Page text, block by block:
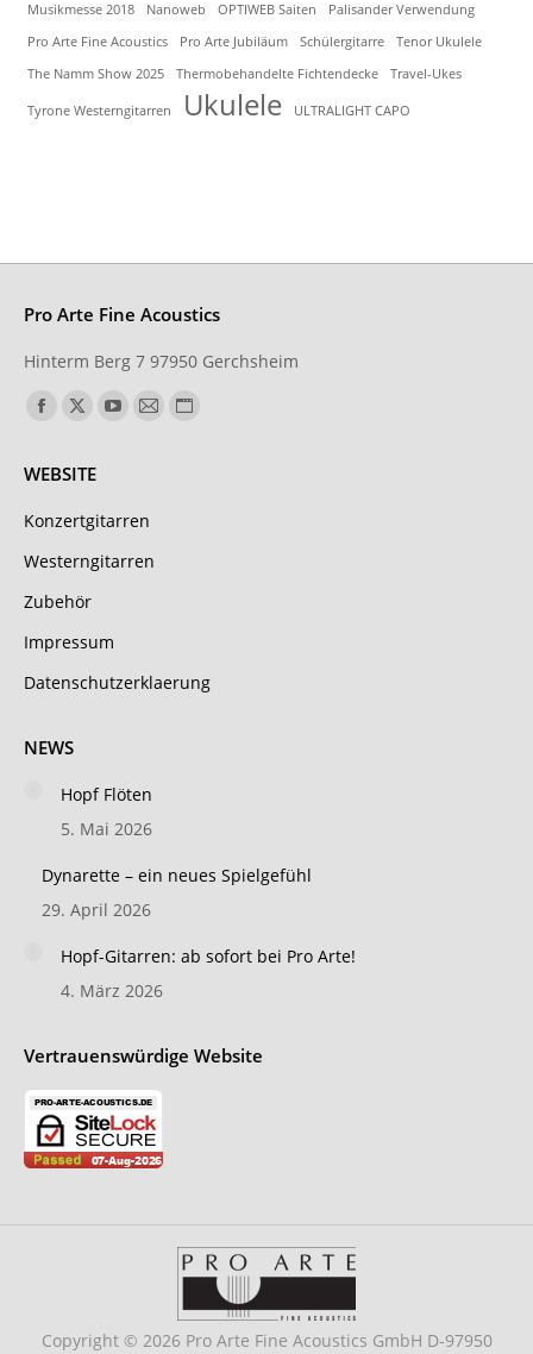
Musikmesse 2018
Nanoweb OPTIWEB Saiten
Palisander Verwendung
Pro Arte Fine Acoustics
Pro Arte Jubiläum Schülergitarre
Tenor Ukulele
The Namm Show 2025
Thermobehandelte Fichtendecke Travel-Ukes
Tyrone Westerngitarren Ukulele ULTRALIGHT CAPO
Pro Arte Fine Acoustics
Hinterm Berg 7 97950 Gerchsheim
Finden Sie uns auf:
Facebook
opens
window
X
opens
in
window
YouTube
window
E-
new
Website
WEBSITE
Konzertgitarren
Westerngitarren
Zubehör
Impressum
Datenschutzerklaerung
NEWS
Hopf Flöten
5. Mai 2026
Dynarette – ein neues Spielgefühl
29. April 2026
Hopf-Gitarren: ab sofort bei Pro Arte!
4. März 2026
Vertrauenswürdige Website
Copyright © 2026 Pro Arte Fine Acoustics GmbH D-97950